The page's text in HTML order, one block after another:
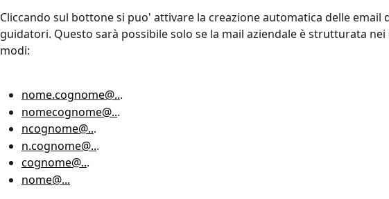
Cliccando sul bottone si puo' attivare la creazione automatica delle email
guidatori. Questo sarà possibile solo se la mail aziendale è strutturata nei
modi:
nome.cognome@...
nomecognome@...
ncognome@...
n.cognome@...
cognome@...
nome@...